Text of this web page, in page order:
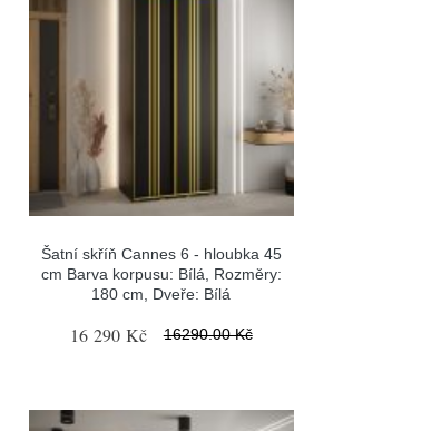
Šatní skříň Cannes 6 - hloubka 45
cm Barva korpusu: Bílá, Rozměry:
180 cm, Dveře: Bílá
16 290 Kč 16290.00 Kč